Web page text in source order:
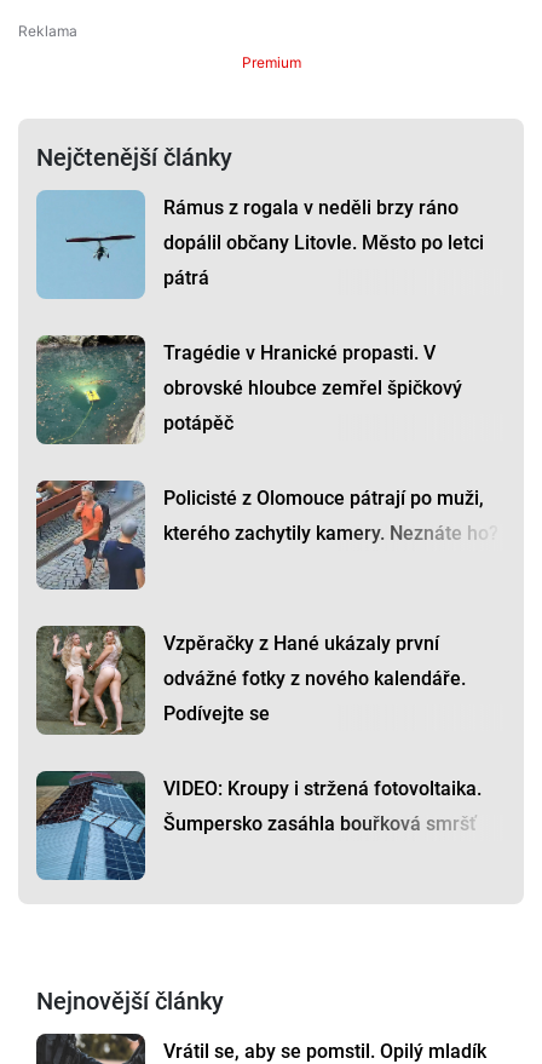
Premium
Nejčtenější články
Rámus z rogala v neděli brzy ráno
dopálil občany Litovle. Město po letci
pátrá
Tragédie v Hranické propasti. V
obrovské hloubce zemřel špičkový
potápěč
Policisté z Olomouce pátrají po muži,
kterého zachytily kamery. Neznáte ho?
Vzpěračky z Hané ukázaly první
odvážné fotky z nového kalendáře.
Podívejte se
VIDEO: Kroupy i stržená fotovoltaika.
Šumpersko zasáhla bouřková smršť
Nejnovější články
Vrátil se, aby se pomstil. Opilý mladík